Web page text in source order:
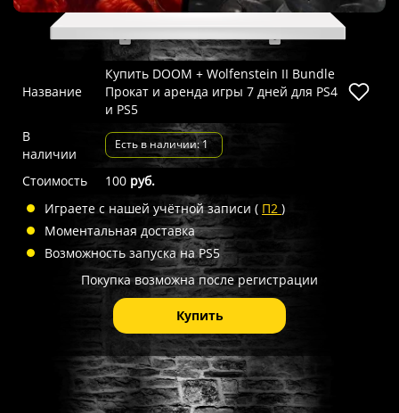
Название
Купить DOOM + Wolfenstein II Bundle
Прокат и аренда игры 7 дней для PS4
и PS5
В
наличии
Есть в наличии: 1
Стоимость 100 руб.
Играете с нашей учётной записи ( П2 )
Моментальная доставка
Возможность запуска на PS5
Покупка возможна после регистрации
Купить